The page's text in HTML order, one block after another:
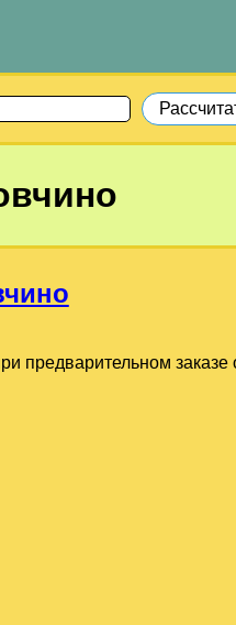
предварительном заказе